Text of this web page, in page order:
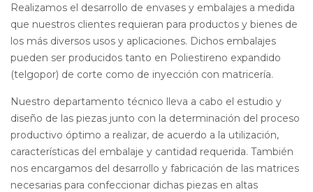
Realizamos el desarrollo de envases y embalajes a medida
que nuestros clientes requieran para productos y bienes de
los más diversos usos y aplicaciones. Dichos embalajes
pueden ser producidos tanto en Poliestireno expandido
(telgopor) de corte como de inyección con matricería.
Nuestro departamento técnico lleva a cabo el estudio y
diseño de las piezas junto con la determinación del proceso
productivo óptimo a realizar, de acuerdo a la utilización,
características del embalaje y cantidad requerida. También
nos encargamos del desarrollo y fabricación de las matrices
necesarias para confeccionar dichas piezas en altas